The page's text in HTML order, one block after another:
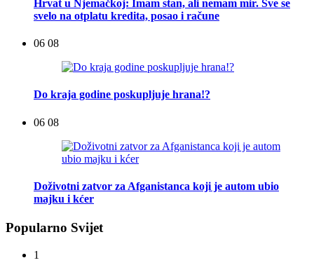
Hrvat u Njemačkoj: Imam stan, ali nemam mir. Sve se
svelo na otplatu kredita, posao i račune
06 08
Do kraja godine poskupljuje hrana!?
06 08
Doživotni zatvor za Afganistanca koji je autom ubio
majku i kćer
Popularno Svijet
1